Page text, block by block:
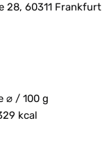
28, 60311 Frankfurt
⌀ / 100 g
kcal